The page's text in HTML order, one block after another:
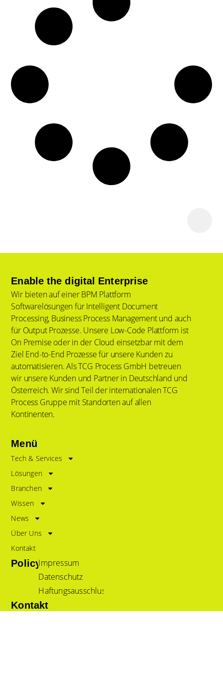
Enable the digital Enterprise
Wir bieten auf einer BPM Plattform
Softwarelösungen für Intelligent Document
Processing, Business Process Management und auch
für Output Prozesse. Unsere Low-Code Plattform ist
On Premise oder in der Cloud einsetzbar mit dem
Ziel End-to-End Prozesse für unsere Kunden zu
automatisieren. Als TCG Process GmbH betreuen
wir unsere Kunden und Partner in Deutschland und
Österreich. Wir sind Teil der internationalen TCG
Process Gruppe mit Standorten auf allen
Kontinenten.
Menü
Tech & Services
Lösungen
Branchen
Wissen
News
Über Uns
Kontakt
PolicyImpressum
Datenschutz
Haftungsausschluss
Kontakt